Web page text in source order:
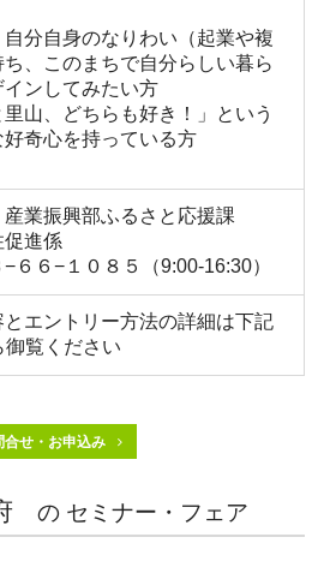
自分自身のなりわい（起業や複
、このまちで自分らしい暮ら
インしてみたい方
里山、どちらも好き！」という
奇心を持っている方
業振興部ふるさと応援課
促進係
−６６−１０８５（9:00-16:30）
エントリー方法の詳細は下記
御覧ください
合せ・お申込み
の セミナー・フェア